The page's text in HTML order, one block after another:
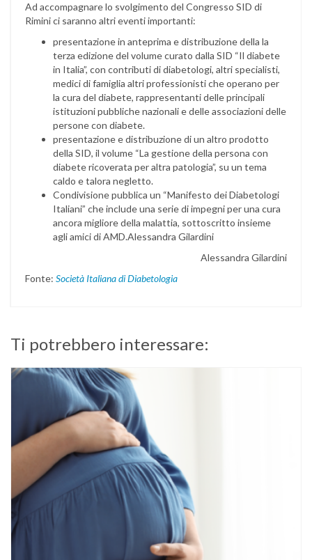
Ad accompagnare lo svolgimento del Congresso SID di
Rimini ci saranno altri eventi importanti:
presentazione in anteprima e distribuzione della la
terza edizione del volume curato dalla SID “Il diabete
in Italia”, con contributi di diabetologi, altri specialisti,
medici di famiglia altri professionisti che operano per
la cura del diabete, rappresentanti delle principali
istituzioni pubbliche nazionali e delle associazioni delle
persone con diabete.
presentazione e distribuzione di un altro prodotto
della SID, il volume “La gestione della persona con
diabete ricoverata per altra patologia”, su un tema
caldo e talora negletto.
Condivisione pubblica un “Manifesto dei Diabetologi
Italiani” che include una serie di impegni per una cura
ancora migliore della malattia, sottoscritto insieme
agli amici di AMD.Alessandra Gilardini
Alessandra Gilardini
Fonte: Società Italiana di Diabetologia
Ti potrebbero interessare: